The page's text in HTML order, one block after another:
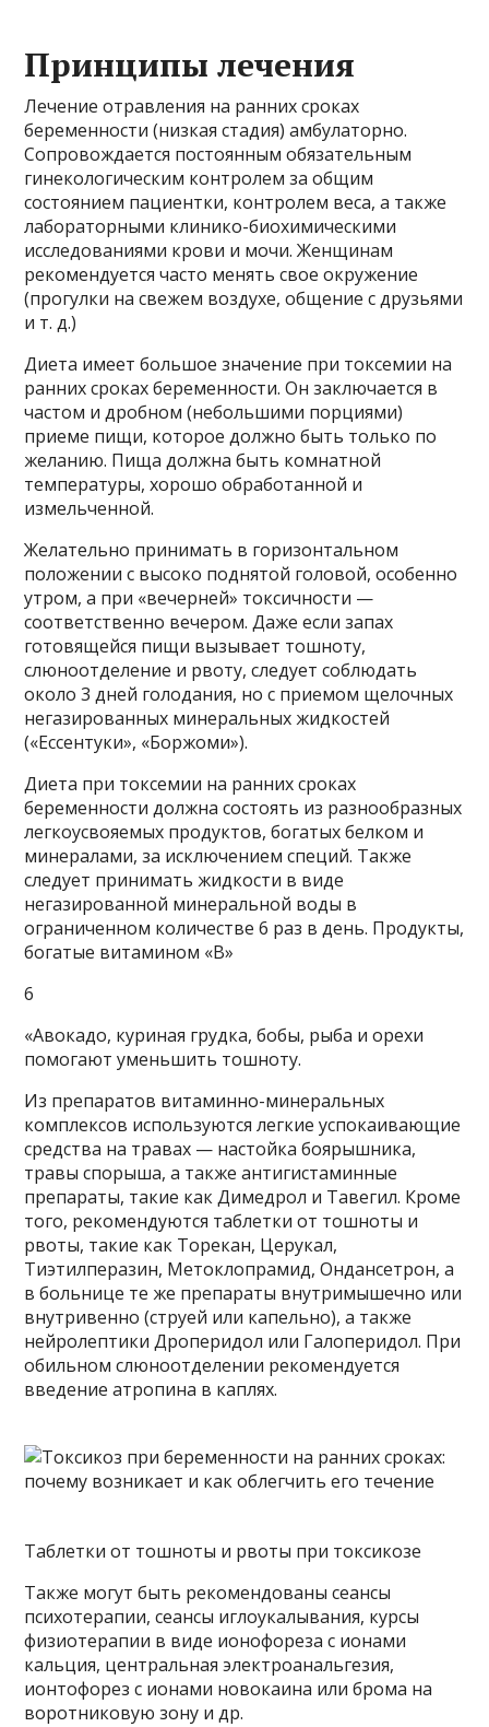
Принципы лечения
Лечение отравления на ранних сроках
беременности (низкая стадия) амбулаторно.
Сопровождается постоянным обязательным
гинекологическим контролем за общим
состоянием пациентки, контролем веса, а также
лабораторными клинико-биохимическими
исследованиями крови и мочи. Женщинам
рекомендуется часто менять свое окружение
(прогулки на свежем воздухе, общение с друзьями
и т. д.)
Диета имеет большое значение при токсемии на
ранних сроках беременности. Он заключается в
частом и дробном (небольшими порциями)
приеме пищи, которое должно быть только по
желанию. Пища должна быть комнатной
температуры, хорошо обработанной и
измельченной.
Желательно принимать в горизонтальном
положении с высоко поднятой головой, особенно
утром, а при «вечерней» токсичности —
соответственно вечером. Даже если запах
готовящейся пищи вызывает тошноту,
слюноотделение и рвоту, следует соблюдать
около 3 дней голодания, но с приемом щелочных
негазированных минеральных жидкостей
(«Ессентуки», «Боржоми»).
Диета при токсемии на ранних сроках
беременности должна состоять из разнообразных
легкоусвояемых продуктов, богатых белком и
минералами, за исключением специй. Также
следует принимать жидкости в виде
негазированной минеральной воды в
ограниченном количестве 6 раз в день. Продукты,
богатые витамином «В»
6
«Авокадо, куриная грудка, бобы, рыба и орехи
помогают уменьшить тошноту.
Из препаратов витаминно-минеральных
комплексов используются легкие успокаивающие
средства на травах — настойка боярышника,
травы спорыша, а также антигистаминные
препараты, такие как Димедрол и Тавегил. Кроме
того, рекомендуются таблетки от тошноты и
рвоты, такие как Торекан, Церукал,
Тиэтилперазин, Метоклопрамид, Ондансетрон, а
в больнице те же препараты внутримышечно или
внутривенно (струей или капельно), а также
нейролептики Дроперидол или Галоперидол. При
обильном слюноотделении рекомендуется
введение атропина в каплях.
Таблетки от тошноты и рвоты при токсикозе
Также могут быть рекомендованы сеансы
психотерапии, сеансы иглоукалывания, курсы
физиотерапии в виде ионофореза с ионами
кальция, центральная электроанальгезия,
ионтофорез с ионами новокаина или брома на
воротниковую зону и др.